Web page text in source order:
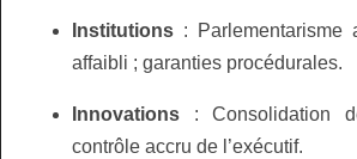
Institutions : Parlementarisme
affaibli ; garanties procédurales.
Innovations : Consolidation
contrôle accru de l’exécutif.